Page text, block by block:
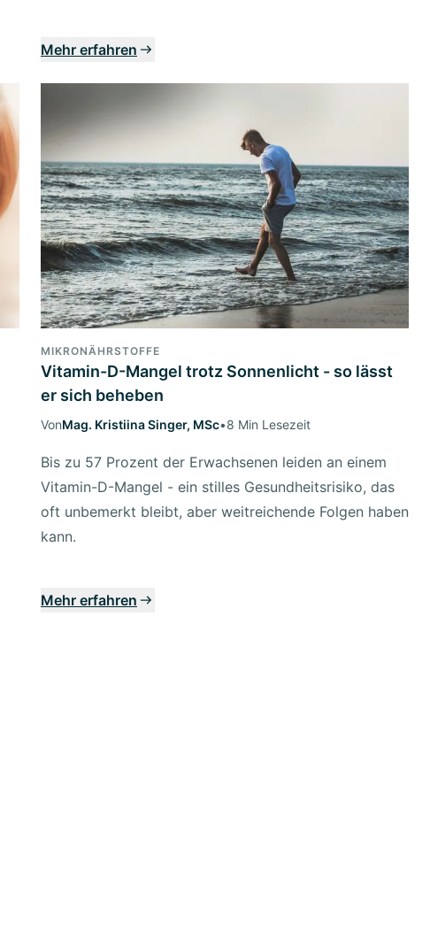
Mehr erfahren
MIKRONÄHRSTOFFE
Vitamin-D-Mangel trotz Sonnenlicht - so lässt
er sich beheben
VonMag. Kristiina Singer, MSc•8 Min Lesezeit
Bis zu 57 Prozent der Erwachsenen leiden an einem
Vitamin-D-Mangel - ein stilles Gesundheitsrisiko, das
oft unbemerkt bleibt, aber weitreichende Folgen haben
kann.
Mehr erfahren